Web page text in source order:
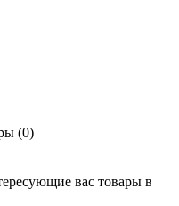
(0)
вас товары в